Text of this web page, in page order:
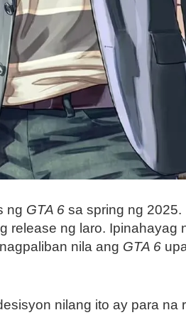
ng GTA 6 sa spring ng 2025.
release ng laro. Ipinahayag
nila ang GTA 6
nilang ito ay para na